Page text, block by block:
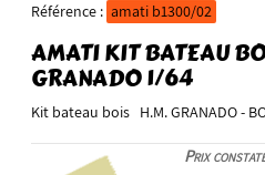
Référence : amati b1300/02
AMATI KIT BATEAU
GRANADO 1/64
Kit bateau bois H.M. GRANADO -
Prix